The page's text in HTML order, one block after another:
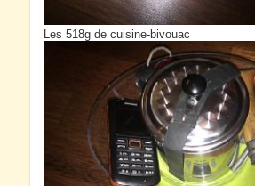
Les 518g de cuisine-bivouac